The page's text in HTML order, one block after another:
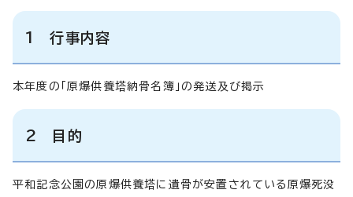
1 行事内容
本年度の「原爆供養塔納骨名簿」の発送及び掲示
2 目的
平和記念公園の原爆供養塔に遺骨が安置されている原爆死没